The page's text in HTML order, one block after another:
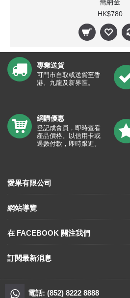
喬納金
HK$780
專業送貨
可門市自取或送貨至香
港、九龍及新界區。
網購優惠
登記成會員，即時查看
產品價格。以信用卡或
過數付款，即時跟進。
愛果有限公司
網站導覽
在 FACEBOOK 關注我們
訂閱最新消息
電話: (852) 8222 8888